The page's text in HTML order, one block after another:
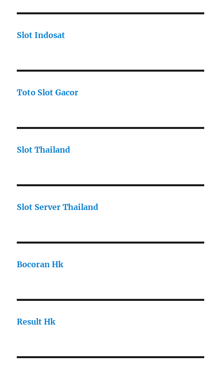
Slot Indosat
Toto Slot Gacor
Slot Thailand
Slot Server Thailand
Bocoran Hk
Result Hk